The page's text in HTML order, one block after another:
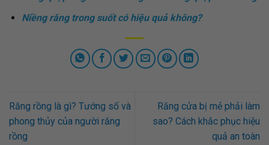
Niềng răng trong suốt có hiệu quả không?
Răng rồng là gì? Tướng số và
phong thủy của người răng
rồng
Răng cửa bị mẻ phải làm
sao? Cách khắc phục hiệu
quả an toàn